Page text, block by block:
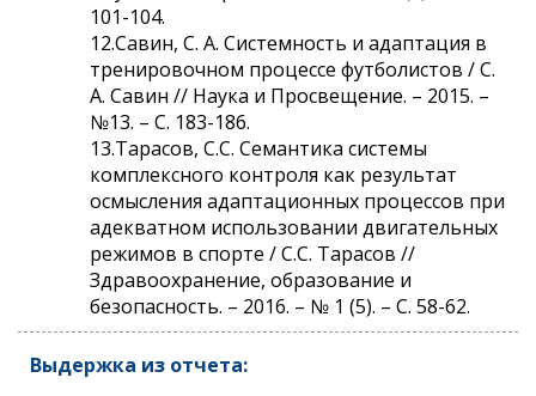
101-104.
12.Савин, С. А. Системность и адаптация в
тренировочном процессе футболистов / С.
А. Савин // Наука и Просвещение. – 2015. –
№13. – С. 183-186.
13.Тарасов, С.С. Семантика системы
комплексного контроля как результат
осмысления адаптационных процессов при
адекватном использовании двигательных
режимов в спорте / С.С. Тарасов //
Здравоохранение, образование и
безопасность. – 2016. – № 1 (5). – С. 58-62.
Выдержка из отчета: